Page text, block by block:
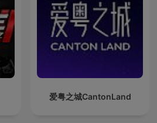
爱粤之城CantonLand